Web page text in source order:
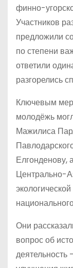
финно-
Участников
предложили
по степени
ответили
разгорелись
Ключевым
молодёжь
Мажилиса
Елгонденову,
Центрально-
Они
вопрос об
деятельность